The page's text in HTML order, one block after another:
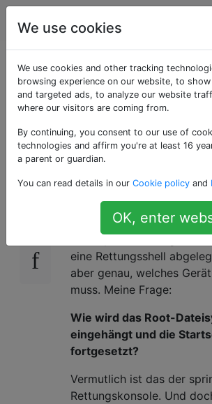
Unix & Linux
Hängen Sie
Root-
von initramfs
15
Es ist ein weit verbreitetes
irgendeinem Grund hat
(OpenSUSE, falls es
Dateisystem nicht
eine Rettungsshell
aber genau, welches
muss. Meine Frage:
Wie wird das Root-
eingehängt und die
fortgesetzt?
Vermutlich ist das der
Rettungskonsole. Und
We use cookies
We use cookies and other tracking
browsing experience on our website, to
and targeted ads, to analyze our website
where our visitors are coming from.
By continuing, you consent to our use of
technologies and affirm you're at least 16
a parent or guardian.
You can read details in our Cookie policy and
OK, enter